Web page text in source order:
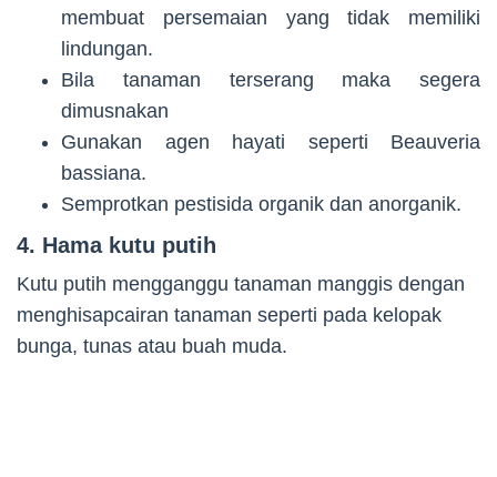
membuat persemaian yang tidak memiliki
lindungan.
Bila tanaman terserang maka segera
dimusnakan
Gunakan agen hayati seperti Beauveria
bassiana.
Semprotkan pestisida organik dan anorganik.
4. Hama kutu putih
Kutu putih mengganggu tanaman manggis dengan
menghisapcairan tanaman seperti pada kelopak
bunga, tunas atau buah muda.